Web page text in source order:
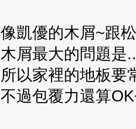
像凱優的木屑~跟
木屑最大的問題是
所以家裡的地板要
不過包覆力還算